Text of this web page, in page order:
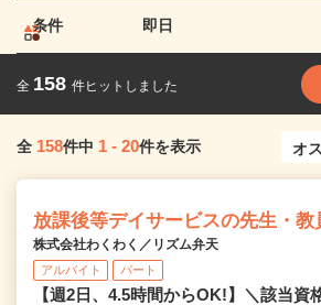
条件 即日
全 158 件ヒットしました
全 158件中 1 - 20件を表示
放課後等デイサービスの先生・教
株式会社わくわく／リズム弁天
アルバイト パート
【週2日、4.5時間からOK!】＼該当資